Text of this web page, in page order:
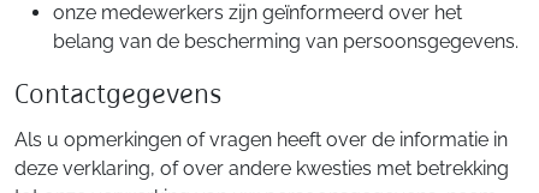
onze medewerkers zijn geïnformeerd over het
belang van de bescherming van persoonsgegevens.
Contactgegevens
Als u opmerkingen of vragen heeft over de informatie in
deze verklaring, of over andere kwesties met betrekking